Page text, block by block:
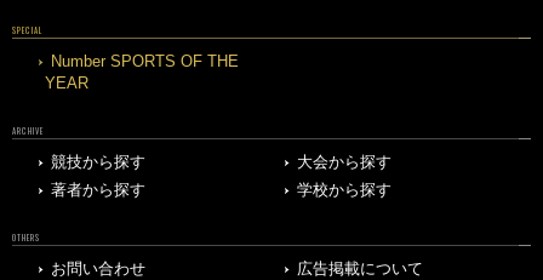
SPECIAL
Number SPORTS OF THE
YEAR
ARCHIVE
競技から探す
大会から探す
著者から探す
学校から探す
OTHERS
お問い合わせ 広告掲載について